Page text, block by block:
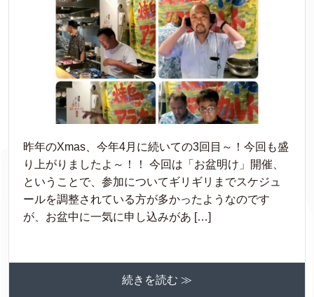
昨年のXmas、今年4月に続いての3回目～！今回も盛
り上がりましたよ～！！ 今回は「お盆明け」開催、
ということで、参加についてギリギリまでスケジュ
ールを調整されている方が多かったようなのです
が、お盆中に一気に申し込みがあ […]
続きを読む ≫